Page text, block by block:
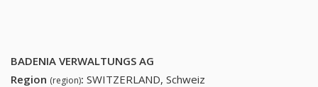
BADENIA VERWALTUNGS AG
Region (region): SWITZERLAND, Schweiz